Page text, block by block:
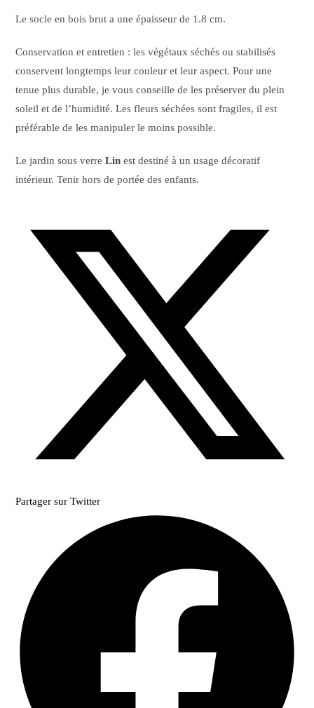
Le socle en bois brut a une épaisseur de 1.8 cm.
Conservation et entretien : les végétaux séchés ou stabilisés
conservent longtemps leur couleur et leur aspect. Pour une
tenue plus durable, je vous conseille de les préserver du plein
soleil et de l’humidité. Les fleurs séchées sont fragiles, il est
préférable de les manipuler le moins possible.
Le jardin sous verreLin est destiné à un usage décoratif
intérieur. Tenir hors de portée des enfants.
Partager sur Twitter